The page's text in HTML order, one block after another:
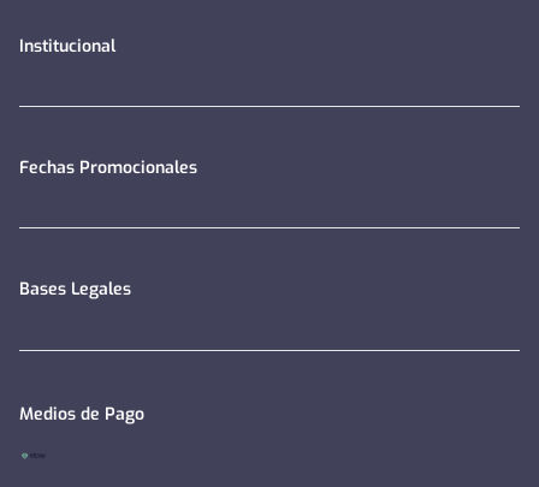
Institucional
Fechas Promocionales
Bases Legales
Medios de Pago